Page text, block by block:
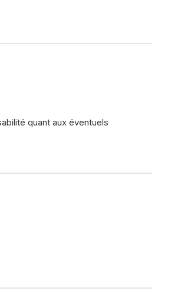
quant aux éventuels